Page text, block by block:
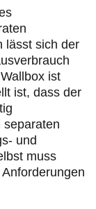
lässt sich der
ist
ist, dass der
separaten
und
muss